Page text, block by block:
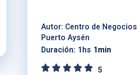
Autor: Centro de Negocios
Puerto Aysén
Duración: 1hs 1min
5